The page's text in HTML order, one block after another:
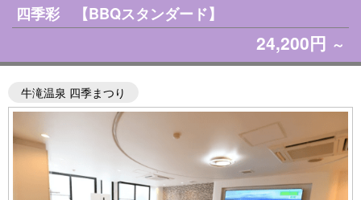
四季彩 【BBQスタンダード】
24,200円 ～
牛滝温泉 四季まつり